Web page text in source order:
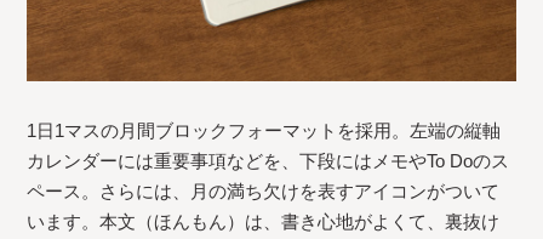
1日1マスの月間ブロックフォーマットを採用。左端の縦軸
カレンダーには重要事項などを、下段にはメモやTo Doのス
ペース。さらには、月の満ち欠けを表すアイコンがついて
います。本文（ほんもん）は、書き心地がよくて、裏抜け